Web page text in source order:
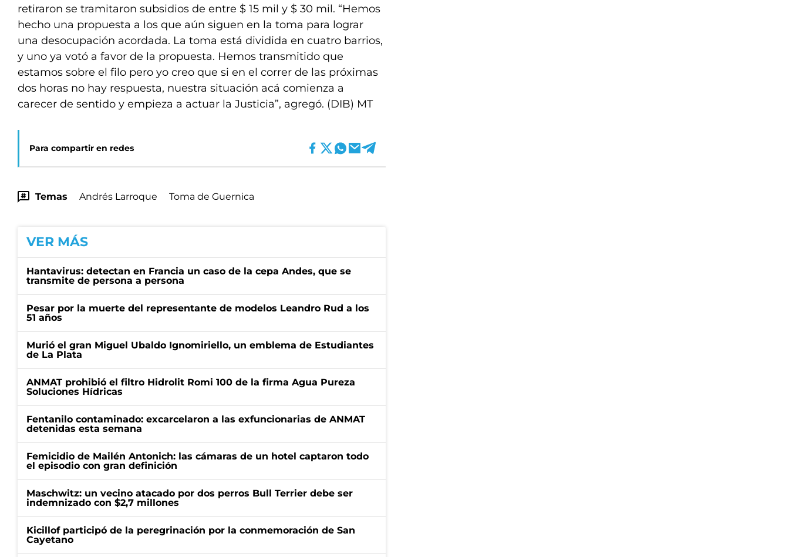
retiraron se tramitaron subsidios de entre $ 15 mil y $ 30 mil. “Hemos
hecho una propuesta a los que aún siguen en la toma para lograr
una desocupación acordada. La toma está dividida en cuatro barrios,
y uno ya votó a favor de la propuesta. Hemos transmitido que
estamos sobre el filo pero yo creo que si en el correr de las próximas
dos horas no hay respuesta, nuestra situación acá comienza a
carecer de sentido y empieza a actuar la Justicia”, agregó. (DIB) MT
Para compartir en redes
Temas Andrés Larroque Toma de Guernica
VER MÁS
Hantavirus: detectan en Francia un caso de la cepa Andes, que se
transmite de persona a persona
Pesar por la muerte del representante de modelos Leandro Rud a los
51 años
Murió el gran Miguel Ubaldo Ignomiriello, un emblema de Estudiantes
de La Plata
ANMAT prohibió el filtro Hidrolit Romi 100 de la firma Agua Pureza
Soluciones Hídricas
Fentanilo contaminado: excarcelaron a las exfuncionarias de ANMAT
detenidas esta semana
Femicidio de Mailén Antonich: las cámaras de un hotel captaron todo
el episodio con gran definición
Maschwitz: un vecino atacado por dos perros Bull Terrier debe ser
indemnizado con $2,7 millones
Kicillof participó de la peregrinación por la conmemoración de San
Cayetano